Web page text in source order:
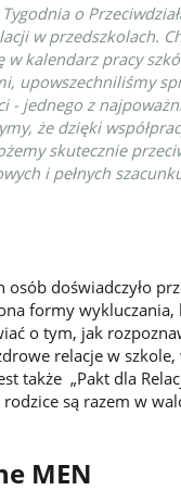
o
w przedszkolach.
w kalendarz pracy
upowszechniliśmy
- jednego z
że dzięki
skutecznie
i pełnych
osób doświadczyło
formy
o tym, jak
relacje w
także „Pakt dla
są razem w
MEN